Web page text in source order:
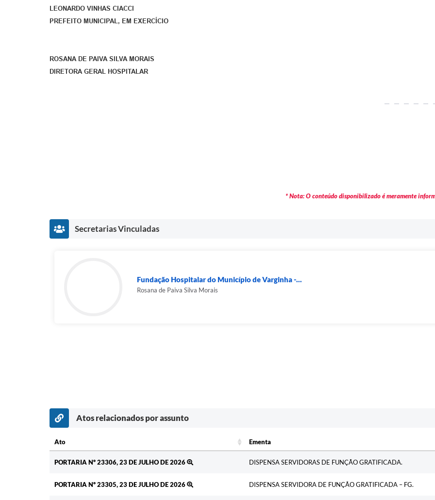
LEONARDO VINHAS CIACCI
PREFEITO MUNICIPAL, EM EXERCÍCIO
ROSANA DE PAIVA SILVA MORAIS
DIRETORA GERAL HOSPITALAR
* Nota: O conteúdo disponibilizado é meramente
Secretarias Vinculadas
Fundação Hospitalar do Município de Varginha -...
Rosana de Paiva Silva Morais
Atos relacionados por assunto
Ato Ementa
PORTARIA Nº 23306, 23 DE JULHO DE 2026
DISPENSA SERVIDORAS DE FUNÇÃO GRATIFICADA.
PORTARIA Nº 23305, 23 DE JULHO DE 2026 DISPENSA SERVIDORA DE FUNÇÃO GRATIFICADA – FG.